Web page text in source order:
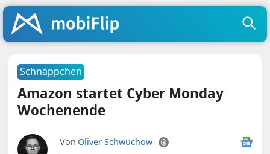
Schnäppchen
Amazon startet Cyber Monday
Wochenende
Von Oliver Schwuchow